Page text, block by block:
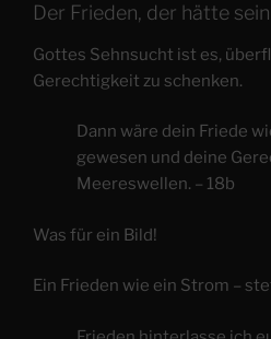
Der Frieden, der hätte
Gottes Sehnsucht ist es,
Gerechtigkeit zu schenken.
Dann wäre dein Friede
gewesen und deine
Meereswellen. – 18b
Was für ein Bild!
Ein Frieden wie ein Strom –